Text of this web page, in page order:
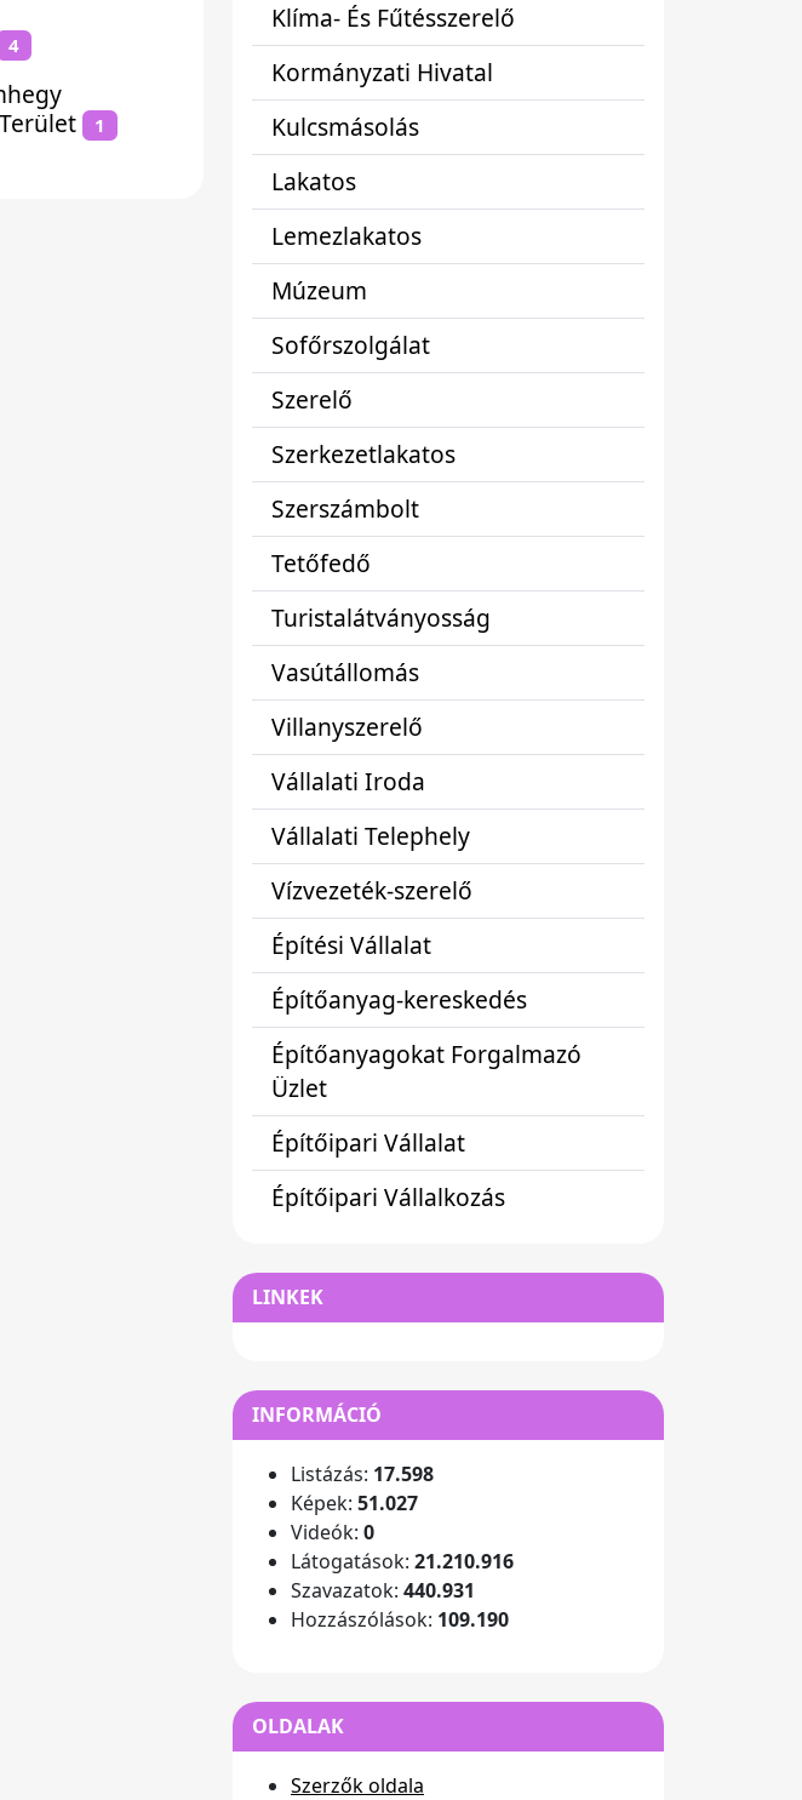
4
1
Klíma- És Fűtésszerelő
Kormányzati Hivatal
Kulcsmásolás
Lakatos
Lemezlakatos
Múzeum
Sofőrszolgálat
Szerelő
Szerkezetlakatos
Szerszámbolt
Tetőfedő
Turistalátványosság
Vasútállomás
Villanyszerelő
Vállalati Iroda
Vállalati Telephely
Vízvezeték-szerelő
Építési Vállalat
Építőanyag-kereskedés
Építőanyagokat Forgalmazó
Üzlet
Építőipari Vállalat
Építőipari Vállalkozás
LINKEK
INFORMÁCIÓ
Listázás: 17.598
Képek: 51.027
Videók: 0
Látogatások: 21.210.916
Szavazatok: 440.931
Hozzászólások: 109.190
OLDALAK
Szerzők oldala